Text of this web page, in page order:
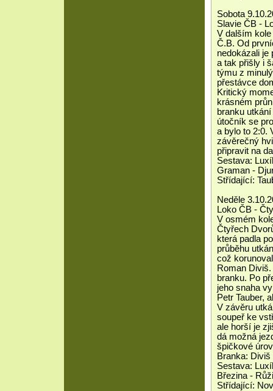
Sobota
Slavie ČB -
V dalším
Č.B. Od
nedokázali je
a tak přišly i
týmu z
přestávce
Kritický
krásném
branku
útočník se
a bylo to 2:0.
závěrečný
připravit na
Sestava:
Graman -
Střídající:
Neděle
Loko ČB -
V osmém
Čtyřech
která padla
průběhu
což
Roman
branku. Po
jeho snaha
Petr Tauber,
V závěru
soupeř ke
ale horší je
dá možná
špičkové
Branka: Diviš
Sestava:
Březina -
Střídající: